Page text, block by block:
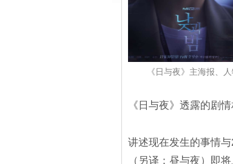
《日与夜》主海报、
《日与夜》透露的剧
讲述现在发生的事情
（另译：昼与夜）即